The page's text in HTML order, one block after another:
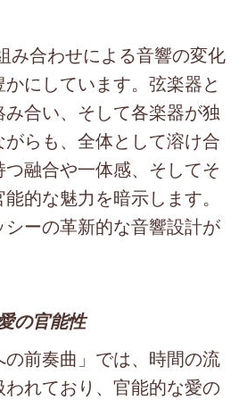
合わせによる音響の変化
にしています。弦楽器と
合い、そして各楽器が独
らも、全体として溶け合
融合や一体感、そしてそ
的な魅力を暗示します。
ーの革新的な音響設計が
の官能性
前奏曲」では、時間の流
れており、官能的な愛の